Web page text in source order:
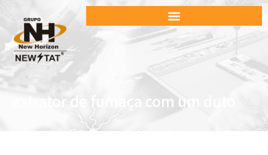
extrator de fumaça com um duto